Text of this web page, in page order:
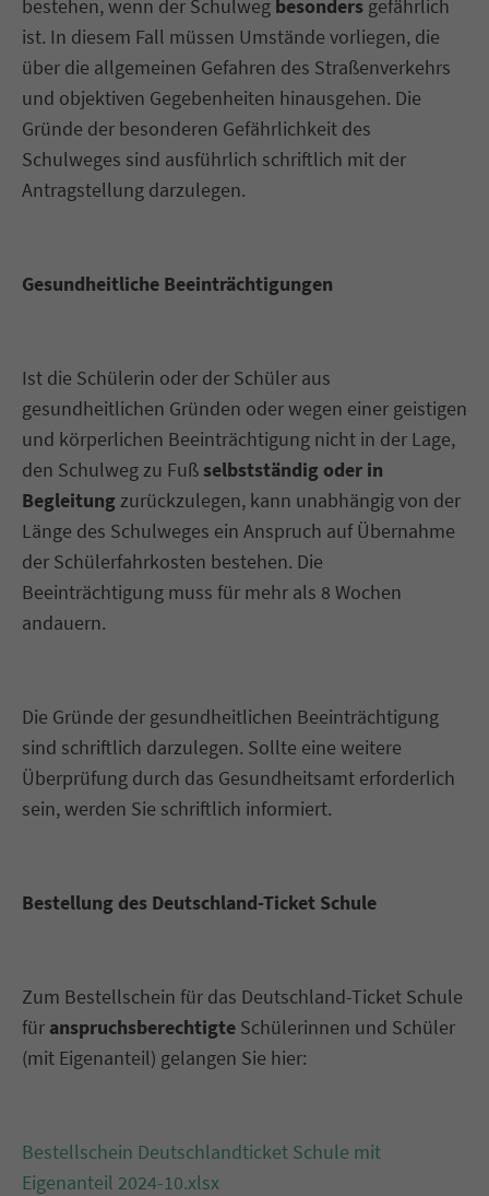
bestehen, wenn der Schulweg besonders gefährlich
ist. In diesem Fall müssen Umstände vorliegen, die
über die allgemeinen Gefahren des Straßenverkehrs
und objektiven Gegebenheiten hinausgehen. Die
Gründe der besonderen Gefährlichkeit des
Schulweges sind ausführlich schriftlich mit der
Antragstellung darzulegen.
Gesundheitliche Beeinträchtigungen
Ist die Schülerin oder der Schüler aus
gesundheitlichen Gründen oder wegen einer geistigen
und körperlichen Beeinträchtigung nicht in der Lage,
den Schulweg zu Fußselbstständig oder in
Begleitung zurückzulegen, kann unabhängig von der
Länge des Schulweges ein Anspruch auf Übernahme
der Schülerfahrkosten bestehen. Die
Beeinträchtigung muss für mehr als 8 Wochen
andauern.
Die Gründe der gesundheitlichen Beeinträchtigung
sind schriftlich darzulegen. Sollte eine weitere
Überprüfung durch das Gesundheitsamt erforderlich
sein, werden Sie schriftlich informiert.
Bestellung des Deutschland-Ticket Schule
Zum Bestellschein für das Deutschland-Ticket Schule
für anspruchsberechtigte Schülerinnen und Schüler
(mit Eigenanteil) gelangen Sie hier:
Bestellschein Deutschlandticket Schule mit
Eigenanteil 2024-10.xlsx